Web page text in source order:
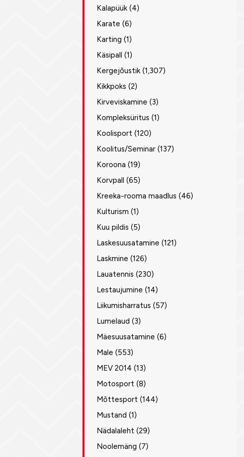
Kalapüük (4)
Karate (6)
Karting (1)
Käsipall (1)
Kergejõustik (1,307)
Kikkpoks (2)
Kirveviskamine (3)
Kompleksüritus (1)
Koolisport (120)
Koolitus/Seminar (137)
Koroona (19)
Korvpall (65)
Kreeka-rooma maadlus (46)
Kulturism (1)
Kuu pildis (5)
Laskesuusatamine (121)
Laskmine (126)
Lauatennis (230)
Lestaujumine (14)
Liikumisharratus (57)
Lumelaud (3)
Mäesuusatamine (6)
Male (553)
MEV 2014 (13)
Motosport (8)
Mõttesport (144)
Mustand (1)
Nädalaleht (29)
Noolemäng (7)